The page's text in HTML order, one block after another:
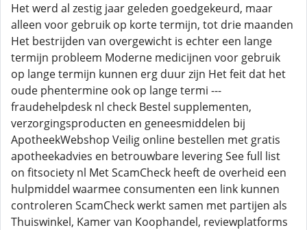
Het werd al zestig jaar geleden goedgekeurd, maar
alleen voor gebruik op korte termijn, tot drie maanden
Het bestrijden van overgewicht is echter een lange
termijn probleem Moderne medicijnen voor gebruik
op lange termijn kunnen erg duur zijn Het feit dat het
oude phentermine ook op lange termi ---
fraudehelpdesk nl check Bestel supplementen,
verzorgingsproducten en geneesmiddelen bij
ApotheekWebshop Veilig online bestellen met gratis
apotheekadvies en betrouwbare levering See full list
on fitsociety nl Met ScamCheck heeft de overheid een
hulpmiddel waarmee consumenten een link kunnen
controleren ScamCheck werkt samen met partijen als
Thuiswinkel, Kamer van Koophandel, reviewplatforms